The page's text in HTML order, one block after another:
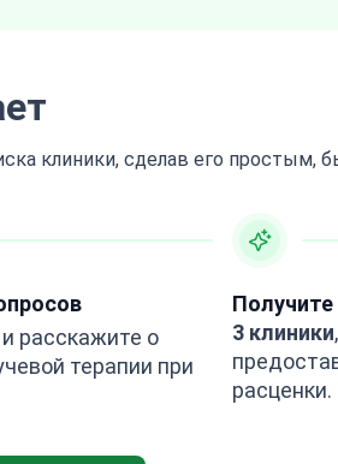
клиники, сделав его простым,
расскажите о
терапии при
3 клиники
расценки.